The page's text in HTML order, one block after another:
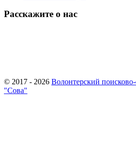
Расскажите о нас
© 2017 - 2026 Волонтерский
"Сова"